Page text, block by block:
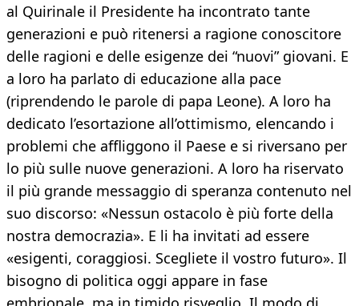
al Quirinale il Presidente ha incontrato tante
generazioni e può ritenersi a ragione conoscitore
delle ragioni e delle esigenze dei “nuovi” giovani. E
a loro ha parlato di educazione alla pace
(riprendendo le parole di papa Leone). A loro ha
dedicato l’esortazione all’ottimismo, elencando i
problemi che affliggono il Paese e si riversano per
lo più sulle nuove generazioni. A loro ha riservato
il più grande messaggio di speranza contenuto nel
suo discorso: «Nessun ostacolo è più forte della
nostra democrazia». E li ha invitati ad essere
«esigenti, coraggiosi. Scegliete il vostro futuro». Il
bisogno di politica oggi appare in fase